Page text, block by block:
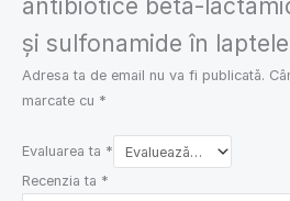
antibiotice beta-
și sulfonamide în
Adresa ta de email nu va fi publicată.
marcate cu *
Evaluarea ta *
Recenzia ta *